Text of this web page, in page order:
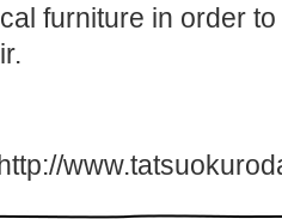
furniture in order